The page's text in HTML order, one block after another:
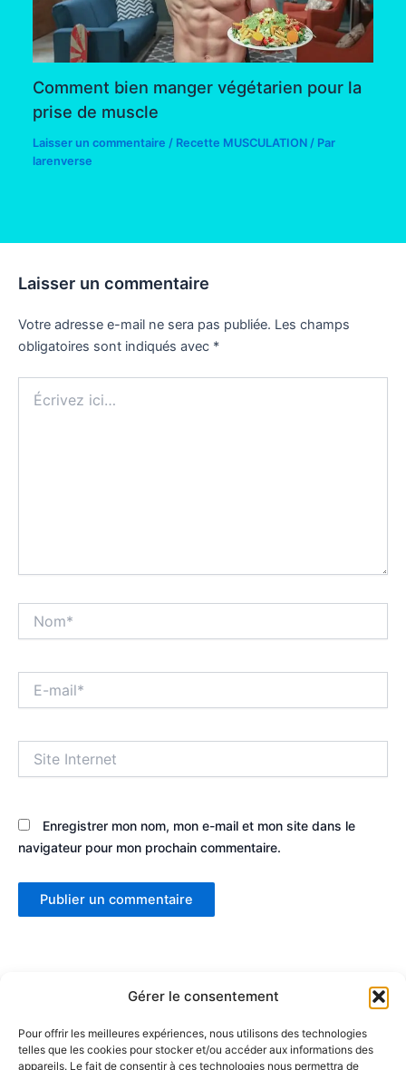
Gérer le consentement
Pour offrir les meilleures expériences, nous utilisons des technologies
telles que les cookies pour stocker et/ou accéder aux informations des
appareils. Le fait de consentir à ces technologies nous permettra de
Comment bien manger végétarien pour la
prise de muscle
Laisser un commentaire / Recette MUSCULATION / Par
larenverse
Laisser un commentaire
Votre adresse e-mail ne sera pas publiée. Les champs
obligatoires sont indiqués avec *
ici…
mail*
Internet
Enregistrer mon nom, mon e-mail et mon site dans le
navigateur pour mon prochain commentaire.